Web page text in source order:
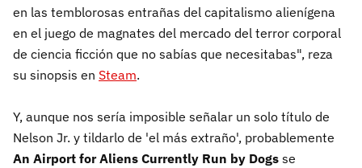
en las temblorosas entrañas del capitalismo alienígena
en el juego de magnates del mercado del terror corporal
de ciencia ficción que no sabías que necesitabas", reza
su sinopsis en Steam.
Y, aunque nos sería imposible señalar un solo título de
Nelson Jr. y tildarlo de 'el más extraño', probablemente
An Airport for Aliens Currently Run by Dogs se